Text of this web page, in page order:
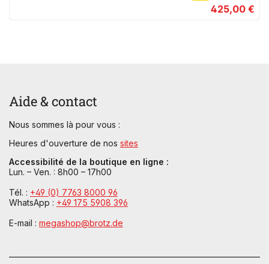
425,00 €
Aide & contact
Nous sommes là pour vous :
Heures d'ouverture de nos sites
Accessibilité de la boutique en ligne :
Lun. – Ven. : 8h00 – 17h00
Tél. : +49 (0) 7763 8000 96
WhatsApp : +49 175 5908 396
E-mail : megashop@brotz.de